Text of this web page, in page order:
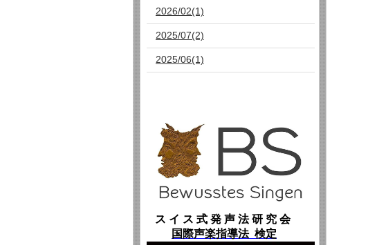
2026/02(1)
2025/07(2)
2025/06(1)
ス イ ス 式 発 声 法 研 究 会
国際声楽指導法 検定